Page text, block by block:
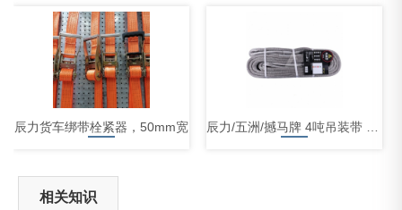
辰力货车绑带栓紧器，50mm宽 辰力/五洲/撼马牌 4吨吊装带 起重吊带
相关知识